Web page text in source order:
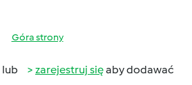
Góra strony
lub zarejestruj sięaby dodawać